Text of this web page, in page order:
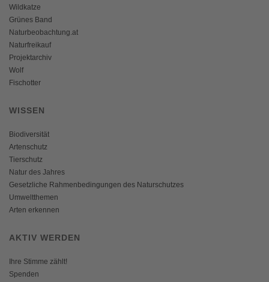
Wildkatze
Grünes Band
Naturbeobachtung.at
Naturfreikauf
Projektarchiv
Wolf
Fischotter
WISSEN
Biodiversität
Artenschutz
Tierschutz
Natur des Jahres
Gesetzliche Rahmenbedingungen des Naturschutzes
Umweltthemen
Arten erkennen
AKTIV WERDEN
Ihre Stimme zählt!
Spenden